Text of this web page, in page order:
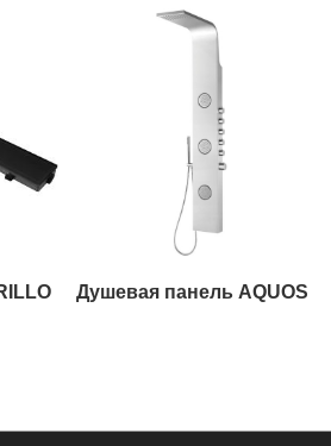
Душевая панель AQUOS